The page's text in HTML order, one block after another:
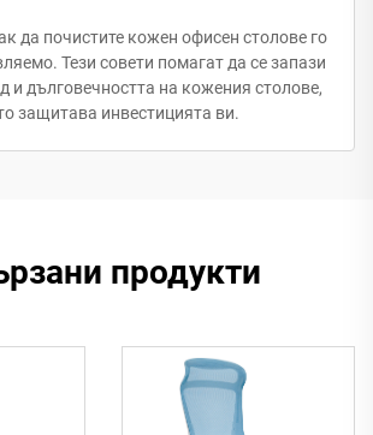
да почистите кожен офисен столове го
Тези совети помагат да се запази
и дълговечността на кожения столове,
защитава инвестицията ви.
продукти